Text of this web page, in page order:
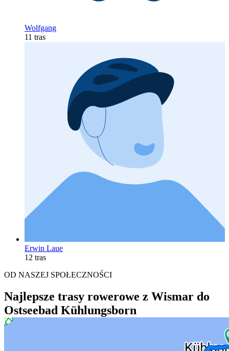
Wolfgang
11 tras
Erwin Laue
12 tras
OD NASZEJ SPOŁECZNOŚCI
Najlepsze trasy rowerowe z Wismar do
Ostseebad Kühlungsborn